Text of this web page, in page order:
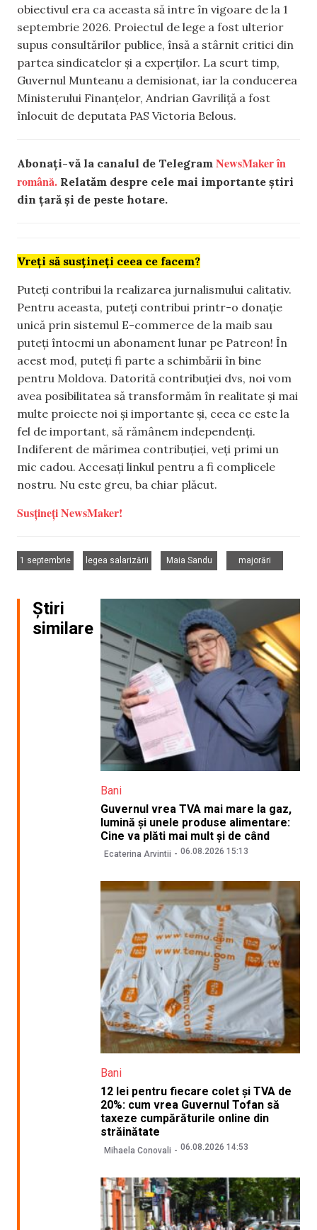
obiectivul era ca aceasta să intre în vigoare de la 1
septembrie 2026. Proiectul de lege a fost ulterior
supus consultărilor publice, însă a stârnit critici din
partea sindicatelor și a experților. La scurt timp,
Guvernul Munteanu a demisionat, iar la conducerea
Ministerului Finanțelor, Andrian Gavriliță a fost
înlocuit de deputata PAS Victoria Belous.
Abonați-vă la canalul de Telegram NewsMaker în
română. Relatăm despre cele mai importante știri
din țară și de peste hotare.
Vreți să susțineți ceea ce facem?
Puteți contribui la realizarea jurnalismului calitativ.
Pentru aceasta, puteți contribui printr-o donație
unică prin sistemul E-commerce de la maib sau
puteți întocmi un abonament lunar pe Patreon! În
acest mod, puteți fi parte a schimbării în bine
pentru Moldova. Datorită contribuției dvs, noi vom
avea posibilitatea să transformăm în realitate și mai
multe proiecte noi și importante și, ceea ce este la
fel de important, să rămânem independenți.
Indiferent de mărimea contribuției, veți primi un
mic cadou. Accesați linkul pentru a fi complicele
nostru. Nu este greu, ba chiar plăcut.
Susțineți NewsMaker!
1 septembrie
legea salarizării
Maia Sandu
majorări
Știri
similare
Bani
Guvernul vrea TVA mai mare la gaz,
lumină și unele produse alimentare:
Cine va plăti mai mult și de când
Ecaterina Arvintii 06.08.2026 15:13
Bani
12 lei pentru fiecare colet și TVA de
20%: cum vrea Guvernul Tofan să
taxeze cumpărăturile online din
străinătate
Mihaela Conovali 06.08.2026 14:53